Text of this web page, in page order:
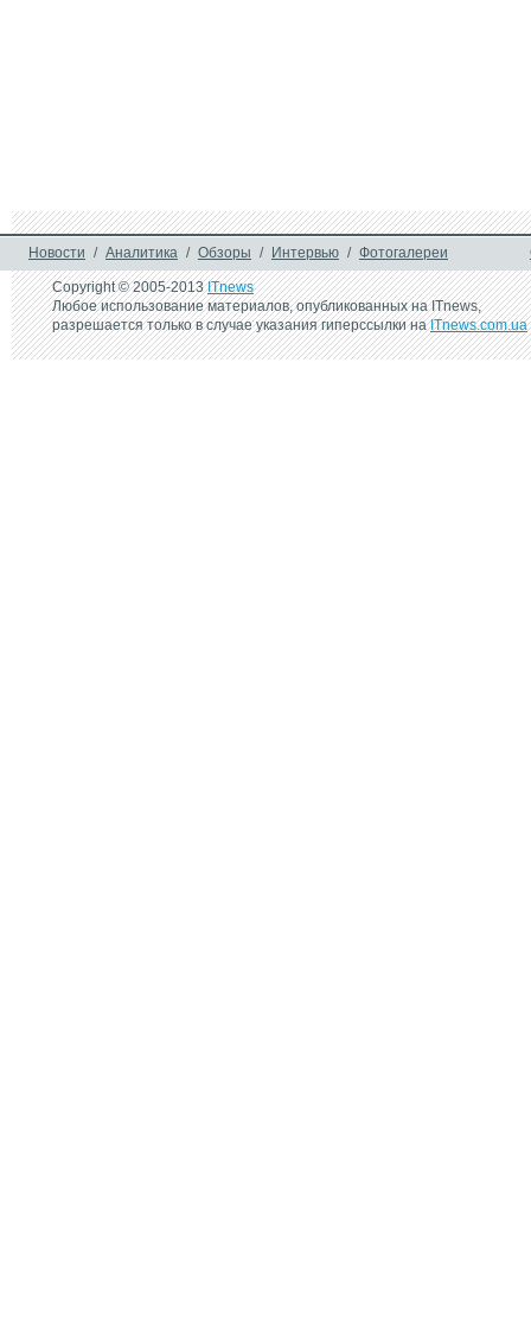
Новости / Аналитика / Обзоры / Интервью / Фотогалереи
Copyright © 2005-2013ITnews
Любое использование материалов, опубликованных на ITnews,
разрешается только в случае указания гиперссылки наITnews.com.ua